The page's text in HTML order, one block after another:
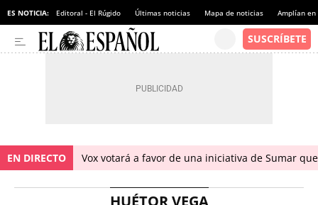
ES NOTICIA: Editoral - El Rúgido Últimas noticias Mapa de noticias Amplían
EN DIRECTO Vox votará a favor de una iniciativa de Sumar
HUÉTOR VEGA